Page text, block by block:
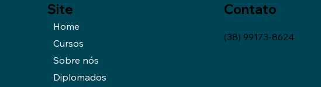
Contato
(38) 99173-8624
Site
Home
Cursos
Sobre nós
Diplomados